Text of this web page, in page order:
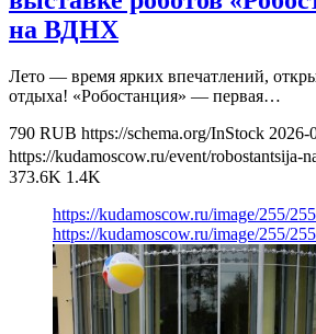
на ВДНХ
Лето — время ярких впечатлений,
отдыха! «Робостанция» — первая…
790 RUB https://schema.org/InStock 2026-
https://kudamoscow.ru/event/robostantsija-
373.6K 1.4K
https://kudamoscow.ru/image/255/
https://kudamoscow.ru/image/255/